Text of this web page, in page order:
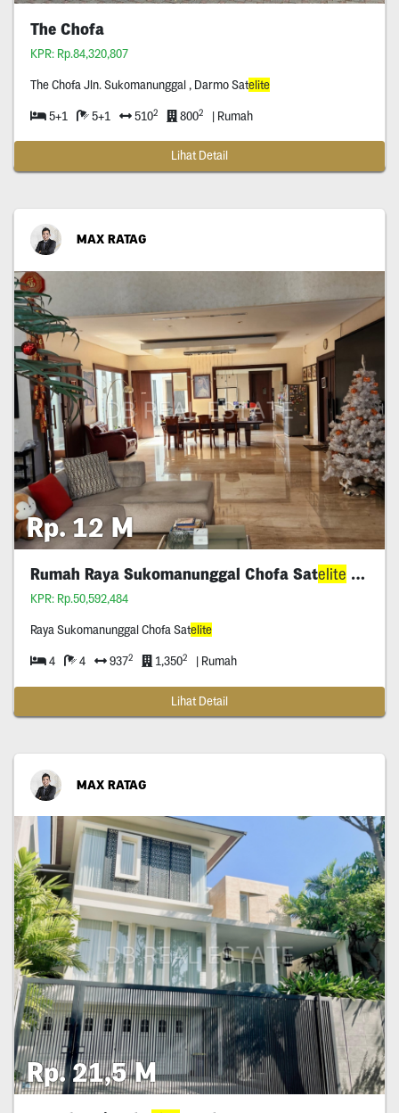
The Chofa
KPR: Rp.84,320,807
The Chofa Jln. Sukomanunggal , Darmo Satelite
5+1 5+1 5102 8002 | Rumah
Lihat Detail
MAX RATAG
Rp. 12 M
Rumah Raya Sukomanunggal Chofa Satelite
KPR: Rp.50,592,484
Raya Sukomanunggal Chofa Satelite
4 4 9372 1,3502 | Rumah
Lihat Detail
MAX RATAG
Rp. 21,5 M